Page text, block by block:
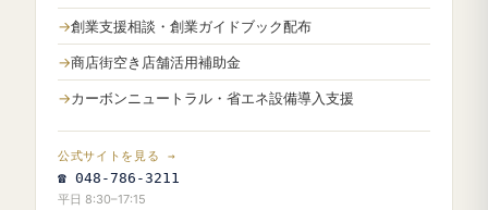
創業支援相談・創業ガイドブック配布
商店街空き店舗活用補助金
カーボンニュートラル・省エネ設備導入支援
公式サイトを見る →
☎ 048-786-3211
平日 8:30–17:15